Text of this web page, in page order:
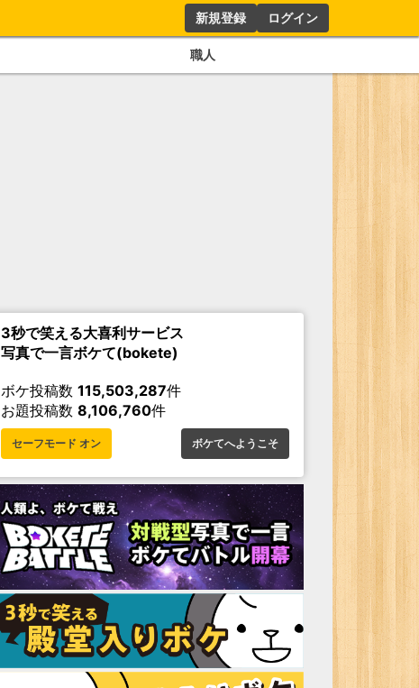
新規登録 ログイン
職人
3秒で笑える大喜利サービス
写真で一言ボケて(bokete)
ボケ投稿数 115,503,287件
お題投稿数 8,106,760件
セーフモード オン ボケてへようこそ